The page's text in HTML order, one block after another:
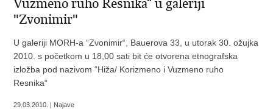
Vuzmeno ruho Resnika“ u galeriji
"Zvonimir"
U galeriji MORH-a “Zvonimir“, Bauerova 33, u utorak 30. ožujka
2010. s početkom u 18,00 sati bit će otvorena etnografska
izložba pod nazivom “Hiža/ Korizmeno i Vuzmeno ruho
Resnika“
29.03.2010. | Najave